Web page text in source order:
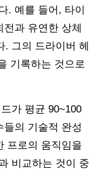
. 예를 들어, 타이
과 유연한 상체
그의 드라이버 헤
기록하는 것으로
가 평균 90~100
의 기술적 완성
프로의 움직임을
비교하는 것이 중